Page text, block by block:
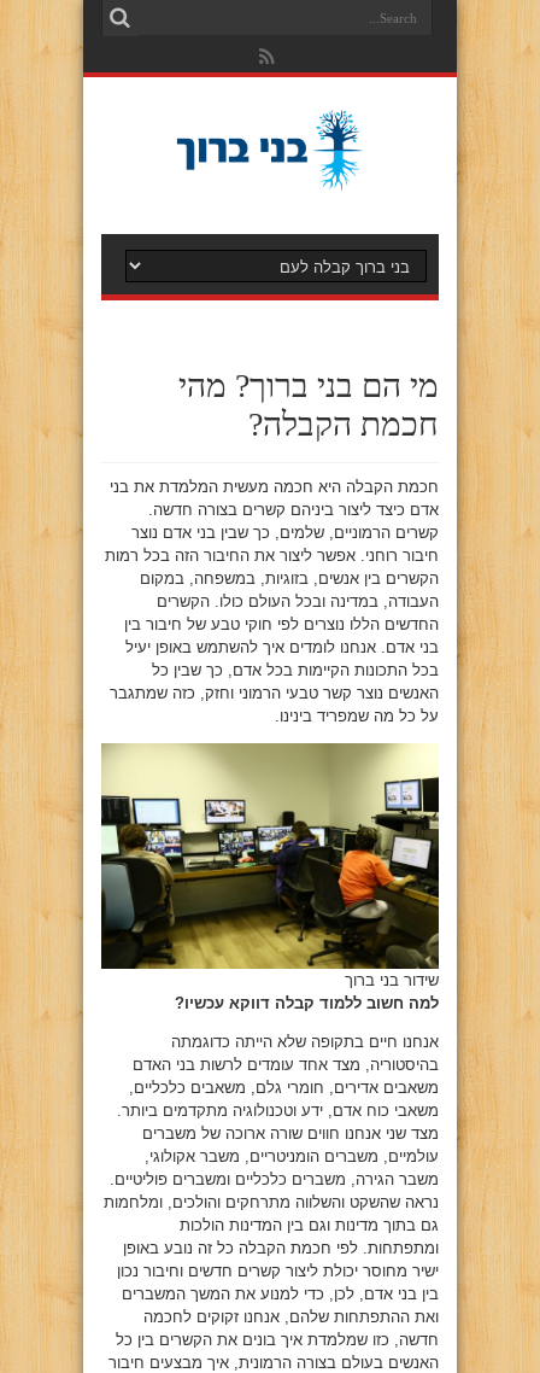
מי הם בני ברוך? מהי
חכמת הקבלה?
חכמת הקבלה היא חכמה מעשית המלמדת את בני
אדם כיצד ליצור ביניהם קשרים בצורה חדשה.
קשרים הרמוניים, שלמים, כך שבין בני אדם נוצר
חיבור רוחני. אפשר ליצור את החיבור הזה בכל רמות
הקשרים בין אנשים, בזוגיות, במשפחה, במקום
העבודה, במדינה ובכל העולם כולו. הקשרים
החדשים הללו נוצרים לפי חוקי טבע של חיבור בין
בני אדם. אנחנו לומדים איך להשתמש באופן יעיל
בכל התכונות הקיימות בכל אדם, כך שבין כל
האנשים נוצר קשר טבעי הרמוני וחזק, כזה שמתגבר
על כל מה שמפריד בינינו.
שידור בני ברוך
למה חשוב ללמוד קבלה דווקא עכשיו?
אנחנו חיים בתקופה שלא הייתה כדוגמתה
בהיסטוריה, מצד אחד עומדים לרשות בני האדם
משאבים אדירים, חומרי גלם, משאבים כלכליים,
משאבי כוח אדם, ידע וטכנולוגיה מתקדמים ביותר.
מצד שני אנחנו חווים שורה ארוכה של משברים
עולמיים, משברים הומניטריים, משבר אקולוגי,
משבר הגירה, משברים כלכליים ומשברים פוליטיים.
נראה שהשקט והשלווה מתרחקים והולכים, ומלחמות
גם בתוך מדינות וגם בין המדינות הולכות
ומתפתחות. לפי חכמת הקבלה כל זה נובע באופן
ישיר מחוסר יכולת ליצור קשרים חדשים וחיבור נכון
בין בני אדם, לכן, כדי למנוע את המשך המשברים
ואת ההתפתחות שלהם, אנחנו זקוקים לחכמה
חדשה, כזו שמלמדת איך בונים את הקשרים בין כל
האנשים בעולם בצורה הרמונית, איך מבצעים חיבור